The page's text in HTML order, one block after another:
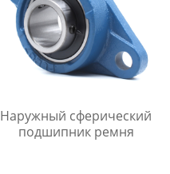
Наружный сферический
подшипник ремня